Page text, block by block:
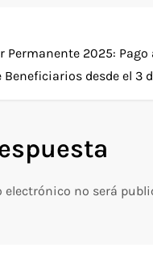
Permanente 2025: Pago
Beneficiarios desde el 3
electrónico no será